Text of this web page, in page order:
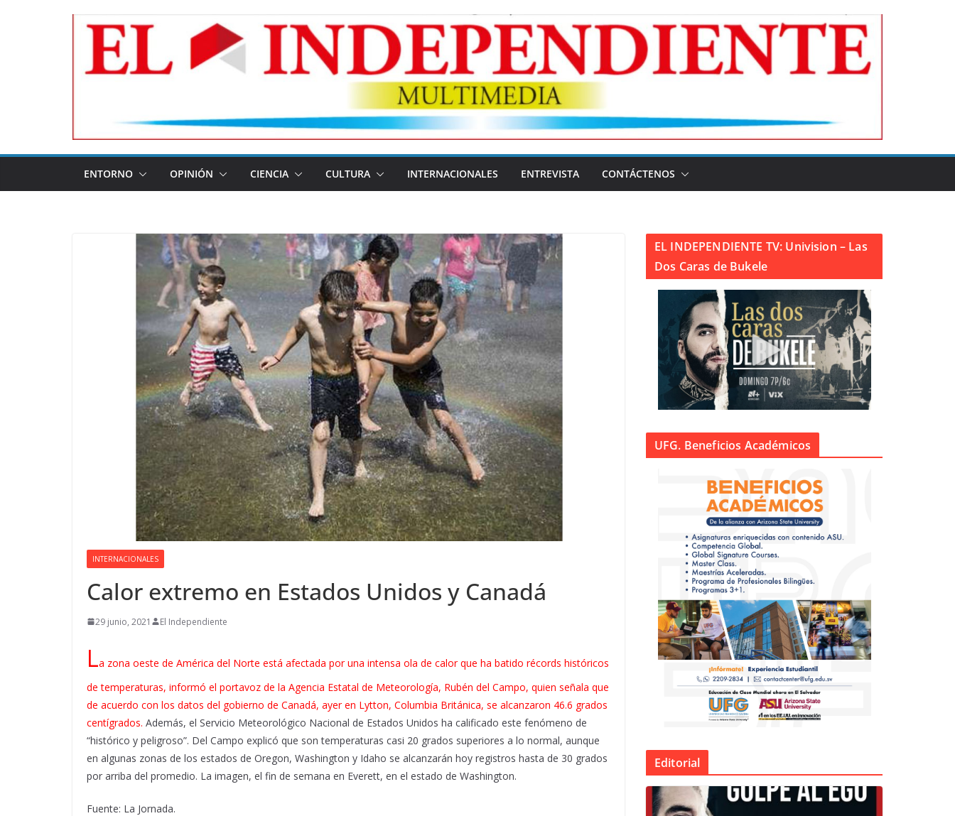
ENTORNO OPINIÓN CIENCIA CULTURA INTERNACIONALES ENTREVISTA CONTÁCTENOS
INTERNACIONALES
Calor extremo en Estados Unidos y Canadá
29 junio, 2021 El Independiente
La zona oeste de América del Norte está afectada por una intensa ola de calor que ha batido récords históricos
de temperaturas, informó el portavoz de la Agencia Estatal de Meteorología, Rubén del Campo, quien señala que
de acuerdo con los datos del gobierno de Canadá, ayer en Lytton, Columbia Británica, se alcanzaron 46.6 grados
centígrados. Además, el Servicio Meteorológico Nacional de Estados Unidos ha calificado este fenómeno de
“histórico y peligroso”. Del Campo explicó que son temperaturas casi 20 grados superiores a lo normal, aunque
en algunas zonas de los estados de Oregon, Washington y Idaho se alcanzarán hoy registros hasta de 30 grados
por arriba del promedio. La imagen, el fin de semana en Everett, en el estado de Washington.
Fuente: La Jornada.
EL INDEPENDIENTE TV: Univision – Las
Dos Caras de Bukele
UFG. Beneficios Académicos
Editorial